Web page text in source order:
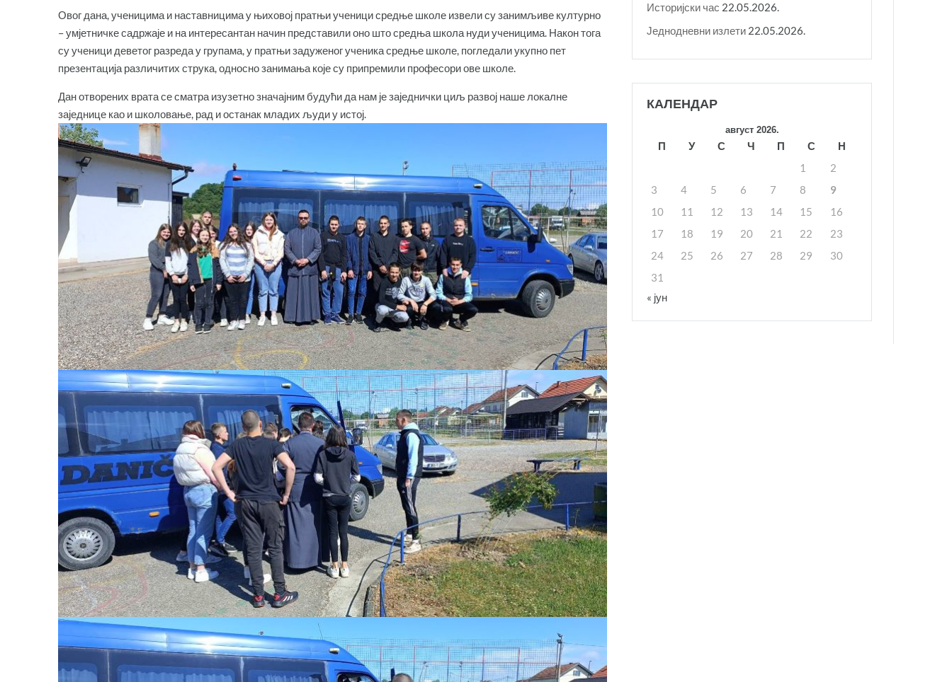
Овог дана, ученицима и наставницима у њиховој пратњи ученици средње школе извели су занимљиве културно
– умјетничке садржаје и на интересантан начин представили оно што средња школа нуди ученицима. Након тога
су ученици деветог разреда у групама, у пратњи задуженог ученика средње школе, погледали укупно пет
презентација различитих струка, односно занимања које су припремили професори ове школе.
Дан отворених врата се сматра изузетно значајним будући да нам је заједнички циљ развој наше локалне
заједнице као и школовање, рад и останак младих људи у истој.
Историјски час 22.05.2026.
Једнодневни излети 22.05.2026.
КАЛЕНДАР
август 2026.
П У С Ч П С
Н
1
2
3
4 5 6 7 8
9
10
11 12 13 14 15
16
17
18 19 20 21 22
23
24
25 26 27 28 29
30
31
« јун